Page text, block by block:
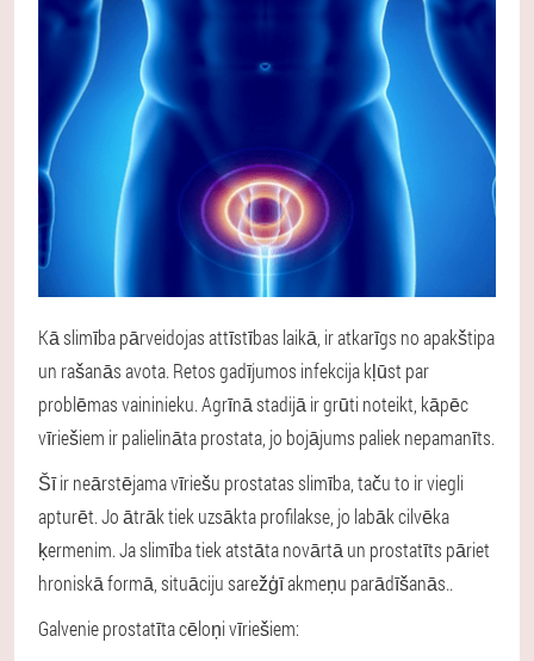
Kā slimība pārveidojas attīstības laikā, ir atkarīgs no apakštipa
un rašanās avota. Retos gadījumos infekcija kļūst par
problēmas vaininieku. Agrīnā stadijā ir grūti noteikt, kāpēc
vīriešiem ir palielināta prostata, jo bojājums paliek nepamanīts.
Šī ir neārstējama vīriešu prostatas slimība, taču to ir viegli
apturēt. Jo ātrāk tiek uzsākta profilakse, jo labāk cilvēka
ķermenim.Ja slimība tiek atstāta novārtā un prostatīts pāriet
hroniskā formā, situāciju sarežģī akmeņu parādīšanās..
Galvenie prostatīta cēloņi vīriešiem: